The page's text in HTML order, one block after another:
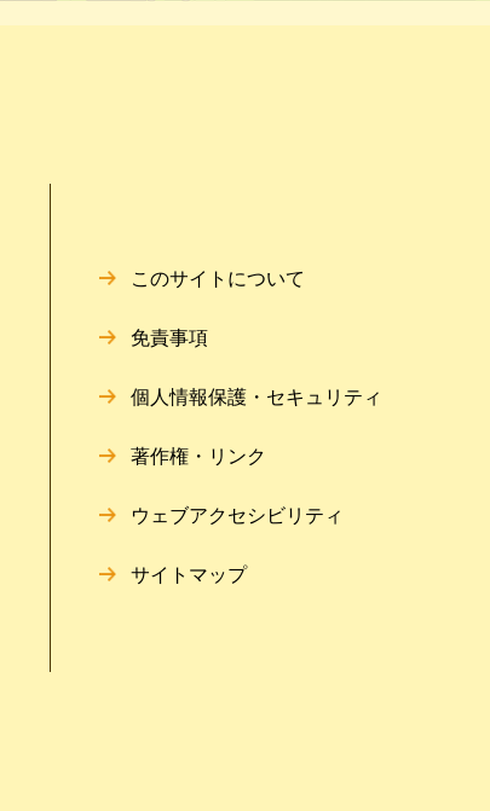
このサイトについて
免責事項
個人情報保護・セキュリティ
著作権・リンク
ウェブアクセシビリティ
サイトマップ